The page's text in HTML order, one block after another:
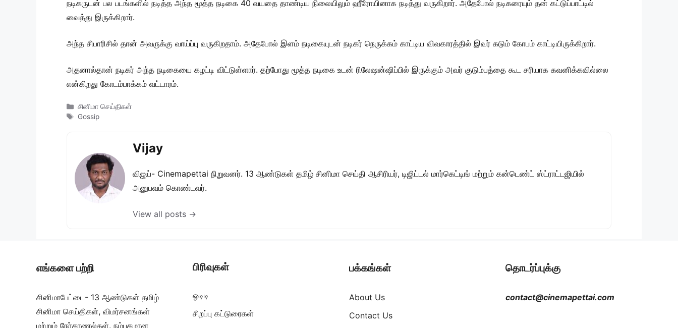
நடிகருடன் பல படங்களில் நடித்த அந்த மூத்த நடிகை 40 வயதை தாண்டிய நிலையிலும் ஹீரோயினாக நடித்து வருகிறார். அதேபோல் நடிகரையும் தன் கட்டுப்பாட்டில்
வைத்து இருக்கிறார்.
அந்த சிபாரிசில் தான் அவருக்கு வாய்ப்பு வருகிறதாம். அதேபோல் இளம் நடிகையுடன் நடிகர் நெருக்கம் காட்டிய விவகாரத்தில் இவர் கடும் கோபம் காட்டியிருக்கிறார்.
அதனால்தான் நடிகர் அந்த நடிகையை கழட்டி விட்டுள்ளார். தற்போது மூத்த நடிகை உடன் ரிலேஷன்ஷிப்பில் இருக்கும் அவர் குடும்பத்தை கூட சரியாக கவனிக்கவில்லை
என்கிறது கோடம்பாக்கம் வட்டாரம்.
Categories
சினிமா செய்திகள்
Tags
Gossip
Vijay
விஜய்- Cinemapettai நிறுவனர். 13 ஆண்டுகள் தமிழ் சினிமா செய்தி ஆசிரியர், டிஜிட்டல் மார்கெட்டிங் மற்றும் கன்டெண்ட் ஸ்ட்ராட்டஜியில்
அனுபவம் கொண்டவர்.
View all posts →
எங்களை பற்றி
சினிமாபேட்டை- 13 ஆண்டுகள் தமிழ்
சினிமா செய்திகள், விமர்சனங்கள்
மற்றும் நேர்காணல்கள். நம்பகமான
பிரிவுகள்
ஓடிடி
சிறப்பு கட்டுரைகள்
பக்கங்கள்
About Us
Contact Us
தொடர்ப்புக்கு
contact@cinemapettai.com